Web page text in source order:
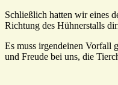
Schließlich hatten wir eines
Richtung des Hühnerstalls
Es muss irgendeinen Vorfall
und Freude bei uns, die